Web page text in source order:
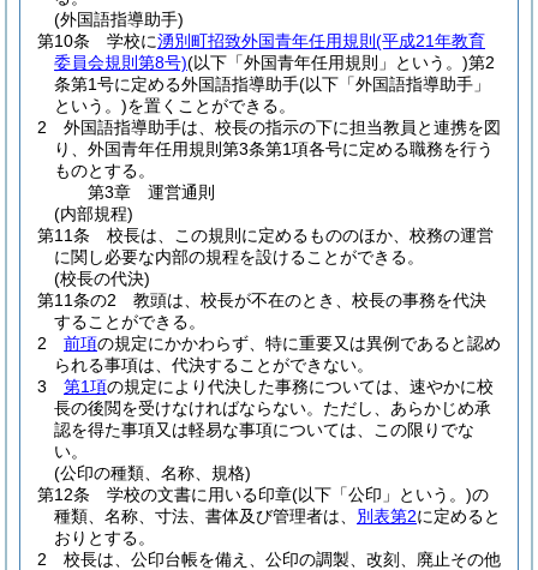
(外国語指導助手)
第10条
学校に湧別町招致外国青年任用規則 (平成21年教育
委員会規則第8号)(以下「外国青年任用規則」という。)第2
条第1号に定める外国語指導助手(以下「外国語指導助手」
という。)を置くことができる。
2
外国語指導助手は、校長の指示の下に担当教員と連携を図
り、外国青年任用規則第3条第1項各号に定める職務を行う
ものとする。
第3章
運営通則
(内部規程)
第11条
校長は、この規則に定めるもののほか、校務の運営
に関し必要な内部の規程を設けることができる。
(校長の代決)
第11条の2
教頭は、校長が不在のとき、校長の事務を代決
することができる。
2
前項の規定にかかわらず、特に重要又は異例であると認め
られる事項は、代決することができない。
3
第1項の規定により代決した事務については、速やかに校
長の後閲を受けなければならない。 ただし、あらかじめ承
認を得た事項又は軽易な事項については、この限りでな
い。
(公印の種類、名称、規格)
第12条
学校の文書に用いる印章(以下「公印」という。)の
種類、名称、寸法、書体及び管理者は、 別表第2に定めると
おりとする。
2
校長は、公印台帳を備え、公印の調製、改刻、廃止その他